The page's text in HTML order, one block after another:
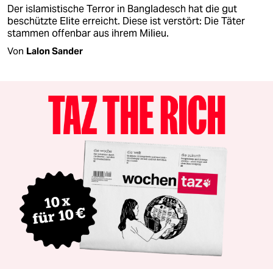
Der islamistische Terror in Bangladesch hat die gut
beschützte Elite erreicht. Diese ist verstört: Die Täter
stammen offenbar aus ihrem Milieu.
Von Lalon Sander